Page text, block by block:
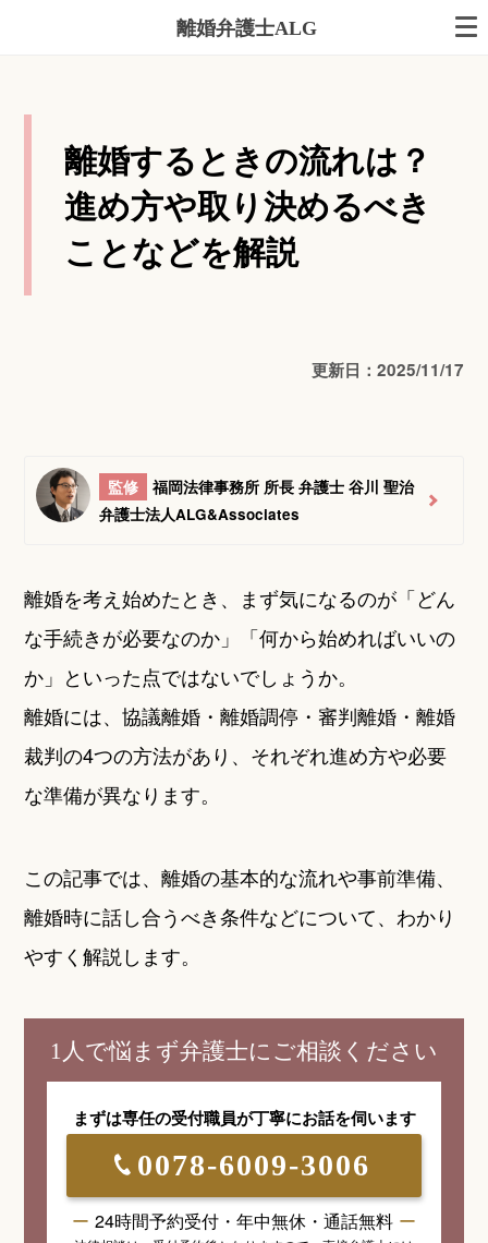
離婚弁護士ALG
離婚するときの流れは？
進め方や取り決めるべき
ことなどを解説
更新日：2025/11/17
監修
福岡法律事務所 所長 弁護士 谷川 聖治
弁護士法人ALG&Associates
離婚を考え始めたとき、まず気になるのが「どん
な手続きが必要なのか」「何から始めればいいの
か」といった点ではないでしょうか。
離婚には、協議離婚・離婚調停・審判離婚・離婚
裁判の4つの方法があり、それぞれ進め方や必要
な準備が異なります。
この記事では、離婚の基本的な流れや事前準備、
離婚時に話し合うべき条件などについて、わかり
やすく解説します。
1人で悩まず弁護士にご相談ください
まずは専任の受付職員が丁寧にお話を伺います
0078-6009-3006
24時間予約受付・年中無休・通話無料